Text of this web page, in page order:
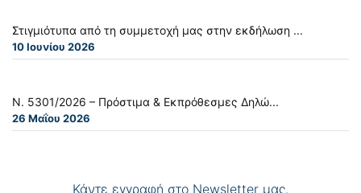
Στιγμιότυπα από τη συμμετοχή μας στην εκδήλωση ...
10 Ιουνίου 2026
Ν. 5301/2026 – Πρόστιμα & Εκπρόθεσμες Δηλώ...
26 Μαΐου 2026
Κάντε εγγραφή στο Newsletter μας.